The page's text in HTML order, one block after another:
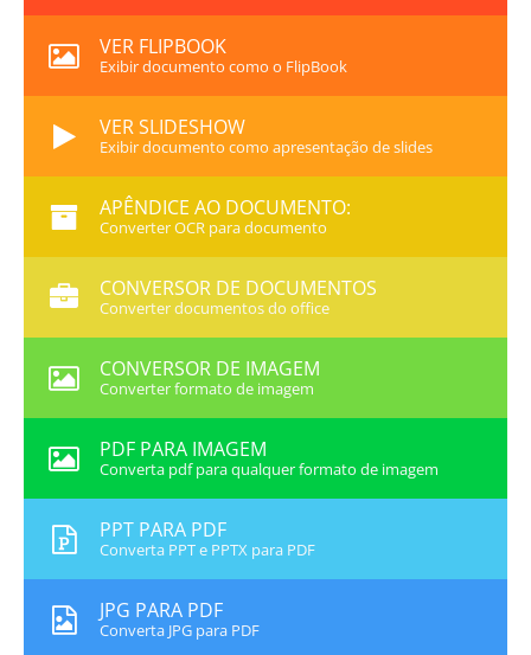
VER FLIPBOOK
Exibir documento como o FlipBook
VER SLIDESHOW
Exibir documento como apresentação de slides
APÊNDICE AO DOCUMENTO:
Converter OCR para documento
CONVERSOR DE DOCUMENTOS
Converter documentos do office
CONVERSOR DE IMAGEM
Converter formato de imagem
PDF PARA IMAGEM
Converta pdf para qualquer formato de imagem
PPT PARA PDF
Converta PPT e PPTX para PDF
JPG PARA PDF
Converta JPG para PDF